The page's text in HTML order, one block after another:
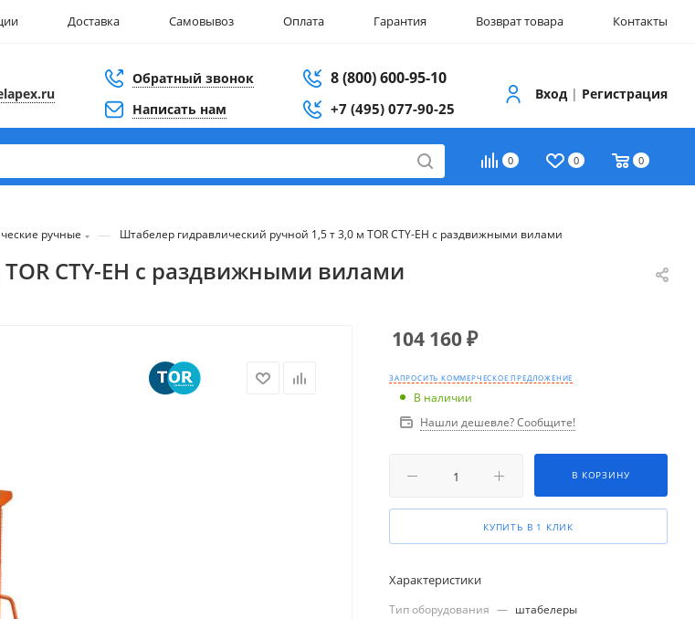
Доставка Самовывоз Оплата Гарантия Возврат товара Контакты
Обратный звонок
Написать нам
8 (800) 600-95-10
+7 (495) 077-90-25
Вход | Регистрация
0 0 0
ручные — Штабелер гидравлический ручной 1,5 т 3,0 м TOR CTY-EH с раздвижными вилами
CTY-EH с раздвижными вилами
104 160₽
ЗАПРОСИТЬ КОММЕРЧЕСКОЕ ПРЕДЛОЖЕНИЕ
В наличии
Нашли дешевле? Сообщите!
В КОРЗИНУ
КУПИТЬ В 1 КЛИК
Характеристики
Тип оборудования — штабелеры